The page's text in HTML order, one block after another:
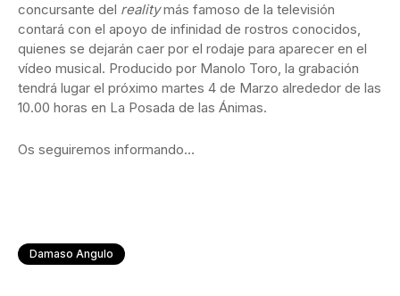
concursante del realitymás famoso de la televisión
contará con el apoyo de infinidad de rostros conocidos,
quienes se dejarán caer por el rodaje para aparecer en el
vídeo musical. Producido por Manolo Toro, la grabación
tendrá lugar el próximo martes 4 de Marzo alrededor de las
10.00 horas en La Posada de las Ánimas.
Os seguiremos informando…
Damaso Angulo